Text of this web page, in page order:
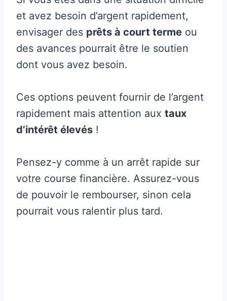
et avez besoin d’argent rapidement,
envisager des prêts à court terme ou
des avances pourrait être le soutien
dont vous avez besoin.
Ces options peuvent fournir de l’argent
rapidement mais attention aux taux
d’intérêt élevés !
Pensez-y comme à un arrêt rapide sur
votre course financière. Assurez-vous
de pouvoir le rembourser, sinon cela
pourrait vous ralentir plus tard.